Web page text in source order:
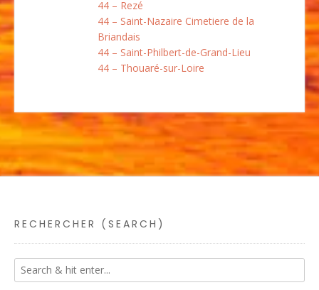
44 – Rezé
44 – Saint-Nazaire Cimetiere de la
Briandais
44 – Saint-Philbert-de-Grand-Lieu
44 – Thouaré-sur-Loire
RECHERCHER (SEARCH)